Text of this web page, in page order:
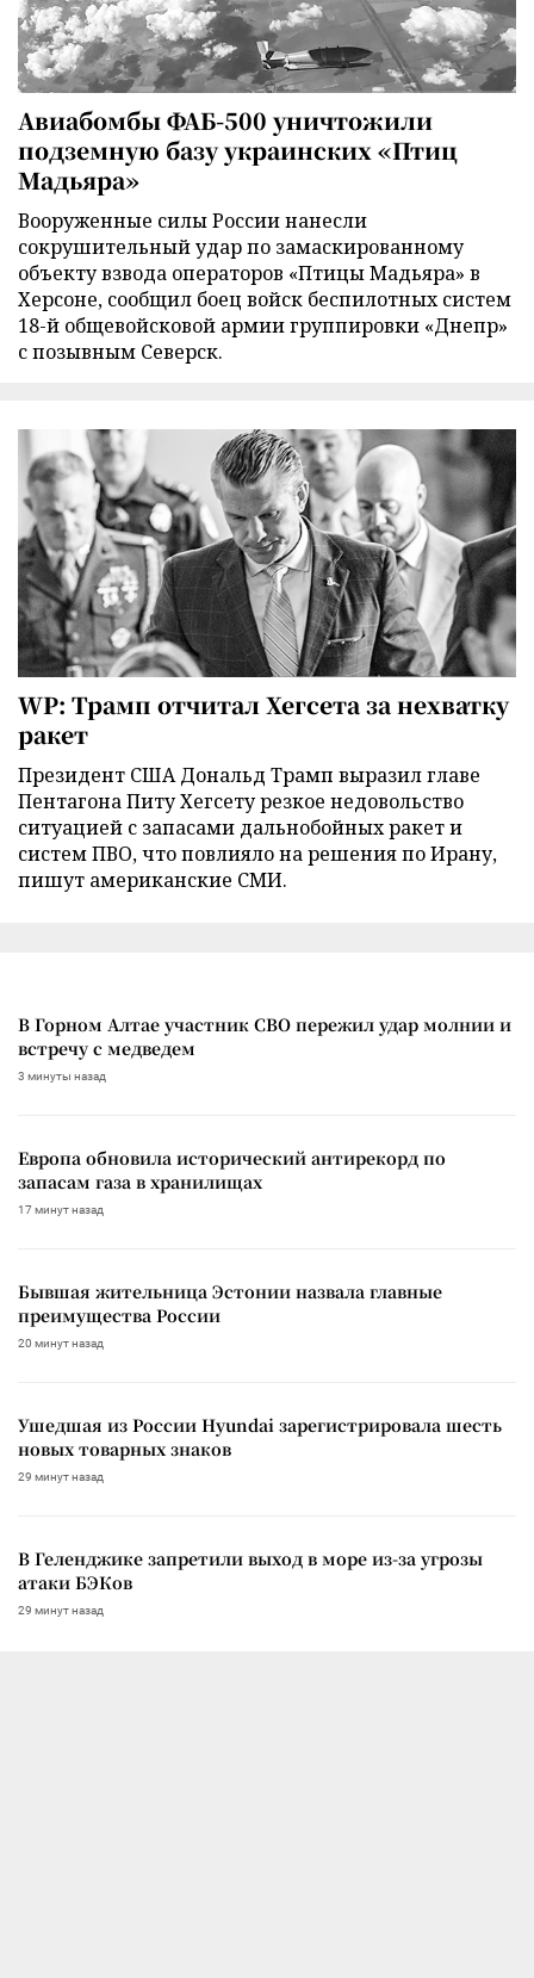
Авиабомбы ФАБ-500 уничтожили
подземную базу украинских «Птиц
Мадьяра»
Вооруженные силы России нанесли
сокрушительный удар по замаскированному
объекту взвода операторов «Птицы Мадьяра» в
Херсоне, сообщил боец войск беспилотных систем
18-й общевойсковой армии группировки «Днепр»
с позывным Северск.
WP: Трамп отчитал Хегсета за нехватку
ракет
Президент США Дональд Трамп выразил главе
Пентагона Питу Хегсету резкое недовольство
ситуацией с запасами дальнобойных ракет и
систем ПВО, что повлияло на решения по Ирану,
пишут американские СМИ.
В Горном Алтае участник СВО пережил удар молнии и
встречу с медведем
3 минуты назад
Европа обновила исторический антирекорд по
запасам газа в хранилищах
17 минут назад
Бывшая жительница Эстонии назвала главные
преимущества России
20 минут назад
Ушедшая из России Hyundai зарегистрировала шесть
новых товарных знаков
29 минут назад
В Геленджике запретили выход в море из-за угрозы
атаки БЭКов
29 минут назад